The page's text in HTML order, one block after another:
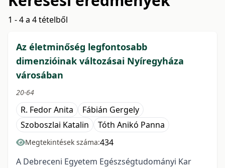
1 - 4 a 4 tételből
Az életminőség legfontosabb
dimenzióinak változásai Nyíregyháza
városában
20-64
R. Fedor Anita
Fábián Gergely
Szoboszlai Katalin
Tóth Anikó Panna
Megtekintések száma:434
A Debreceni Egyetem Egészségtudományi Kar